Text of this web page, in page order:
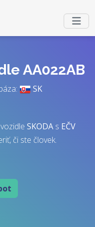
AA022AB
SK
SKODA s EČV
či ste človek.